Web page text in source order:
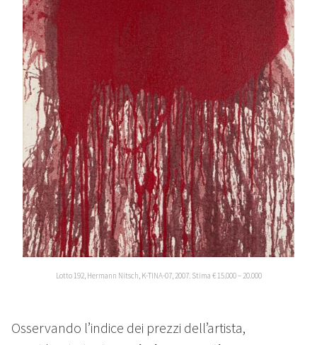
Lotto 192, Hermann Nitsch, K-TINA-07, 2007. Stima € 15.000 – 20.000
Osservando l’indice dei prezzi dell’artista,